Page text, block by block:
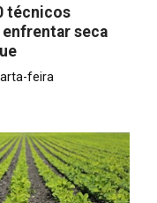
técnicos
seca
feira